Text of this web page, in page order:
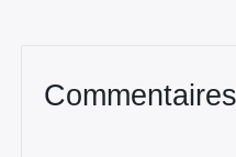
Commentaires